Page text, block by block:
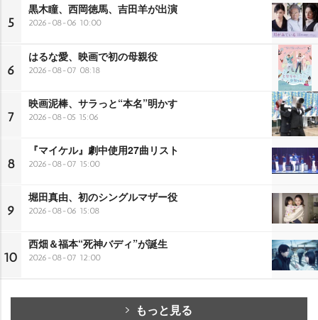
5
黒木瞳、西岡徳馬、吉田羊が出演
2026-08-06 10:00
6
はるな愛、映画で初の母親役
2026-08-07 08:18
7
映画泥棒、サラっと“本名”明かす
2026-08-05 15:06
8
『マイケル』劇中使用27曲リスト
2026-08-07 15:00
9
堀田真由、初のシングルマザー役
2026-08-06 15:08
10
西畑＆福本“死神バディ”が誕生
2026-08-07 12:00
もっと見る